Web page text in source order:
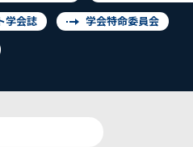
学会誌 学会特命委員会